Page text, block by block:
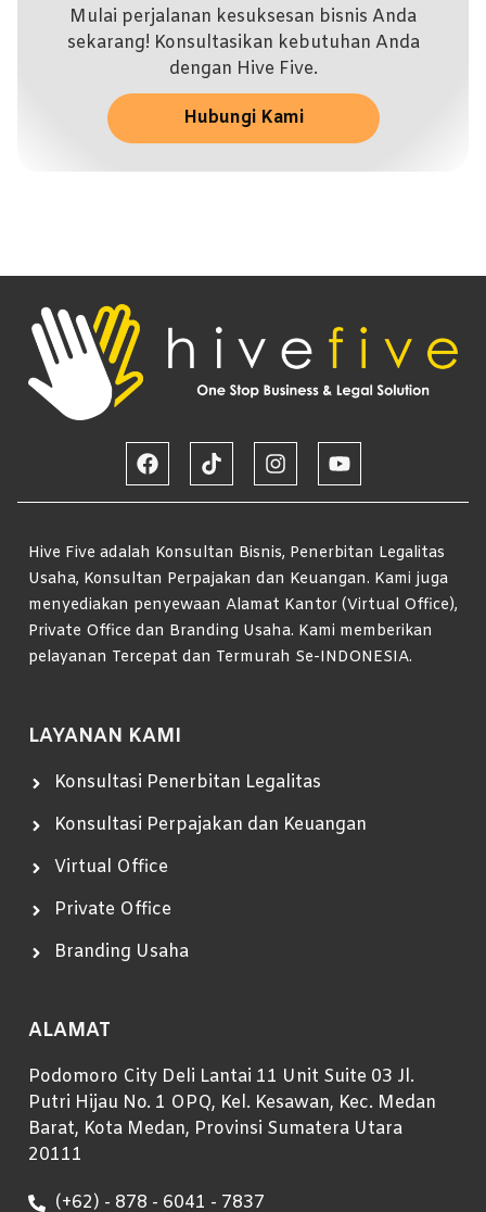
Mulai perjalanan kesuksesan bisnis Anda
sekarang! Konsultasikan kebutuhan Anda
dengan Hive Five.
Hubungi Kami
Hive Five adalah Konsultan Bisnis, Penerbitan Legalitas
Usaha, Konsultan Perpajakan dan Keuangan. Kami juga
menyediakan penyewaan Alamat Kantor (Virtual Office),
Private Office dan Branding Usaha. Kami memberikan
pelayanan Tercepat dan Termurah Se-INDONESIA.
LAYANAN KAMI
Konsultasi Penerbitan Legalitas
Konsultasi Perpajakan dan Keuangan
Virtual Office
Private Office
Branding Usaha
ALAMAT
Podomoro City Deli Lantai 11 Unit Suite 03 Jl.
Putri Hijau No. 1 OPQ, Kel. Kesawan, Kec. Medan
Barat, Kota Medan, Provinsi Sumatera Utara
20111
(+62) - 878 - 6041 - 7837